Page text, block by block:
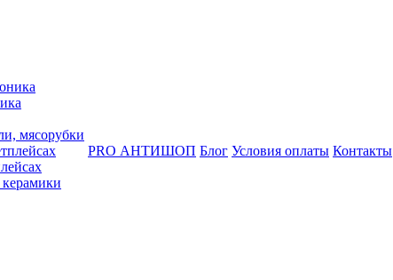
мясорубки
PRO АНТИШОП Блог Условия оплаты Контакты